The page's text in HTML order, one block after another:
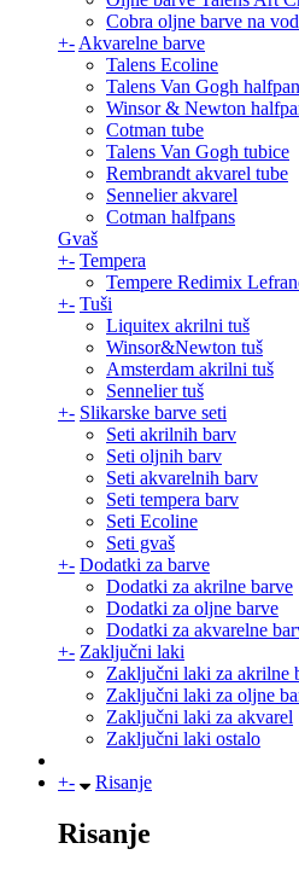
Cobra oljne barve na
+- Akvarelne barve
Talens Ecoline
Talens Van Gogh
Winsor & Newton
Cotman tube
Talens Van Gogh tubice
Rembrandt akvarel tube
Sennelier akvarel
Cotman halfpans
Gvaš
+- Tempera
Tempere Redimix
+- Tuši
Liquitex akrilni tuš
Winsor&Newton tuš
Amsterdam akrilni tuš
Sennelier tuš
+- Slikarske barve seti
Seti akrilnih barv
Seti oljnih barv
Seti akvarelnih barv
Seti tempera barv
Seti Ecoline
Seti gvaš
+- Dodatki za barve
Dodatki za akrilne barve
Dodatki za oljne barve
Dodatki za akvarelne
+- Zaključni laki
Zaključni laki za akrilne
Zaključni laki za oljne
Zaključni laki za akvarel
Zaključni laki ostalo
+- Risanje
Risanje